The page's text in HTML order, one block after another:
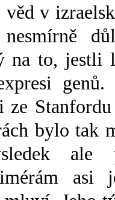
věd v
nesmírně
na to,
genů.
ze
bylo tak
ale